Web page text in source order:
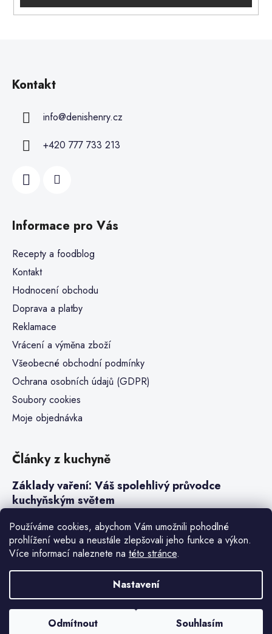
Používáme cookies, abychom Vám umožnili pohodlné
prohlížení webu a neustále zlepšovali jeho funkce a výkon.
Více informací naleznete na této stránce.
Nastavení
Odmítnout Souhlasím
Kontakt
info@denishenry.cz
+420 777 733 213
Informace pro Vás
Recepty a foodblog
Kontakt
Hodnocení obchodu
Doprava a platby
Reklamace
Vrácení a výměna zboží
Všeobecné obchodní podmínky
Ochrana osobních údajů (GDPR)
Soubory cookies
Moje objednávka
Články z kuchyně
Základy vaření: Váš spolehlivý průvodce
kuchyňským světem
Steaky a sous-vide vaření
Jak vařit v tlakovém hrnci neboli papiňáku
Vytvořil Shoptet Premium
Copyright 2026Denis Henry . Všechna práva vyhrazena.